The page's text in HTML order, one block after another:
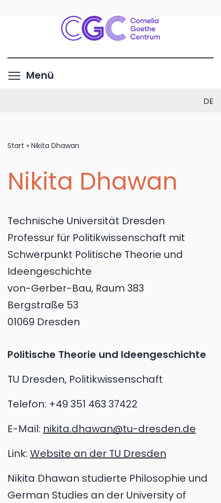
Inhalt
Menü
DE
Start » Nikita Dhawan
Nikita Dhawan
Technische Universität Dresden
Professur für Politikwis­senschaft mit
Schwerpunkt Politische Theorie und
Ideenge­schichte
von-Gerber-Bau, Raum 383
Bergstraße 53
01069 Dresden
Politische Theorie und Ideengeschichte
TU Dresden, Politikwissenschaft
Telefon: +49 351 463 37422
E-Mail: nikita.dhawan@tu-dresden.de
Link: Website an der TU Dresden
Nikita Dhawan studierte Philosophie und
German Studies an der University of